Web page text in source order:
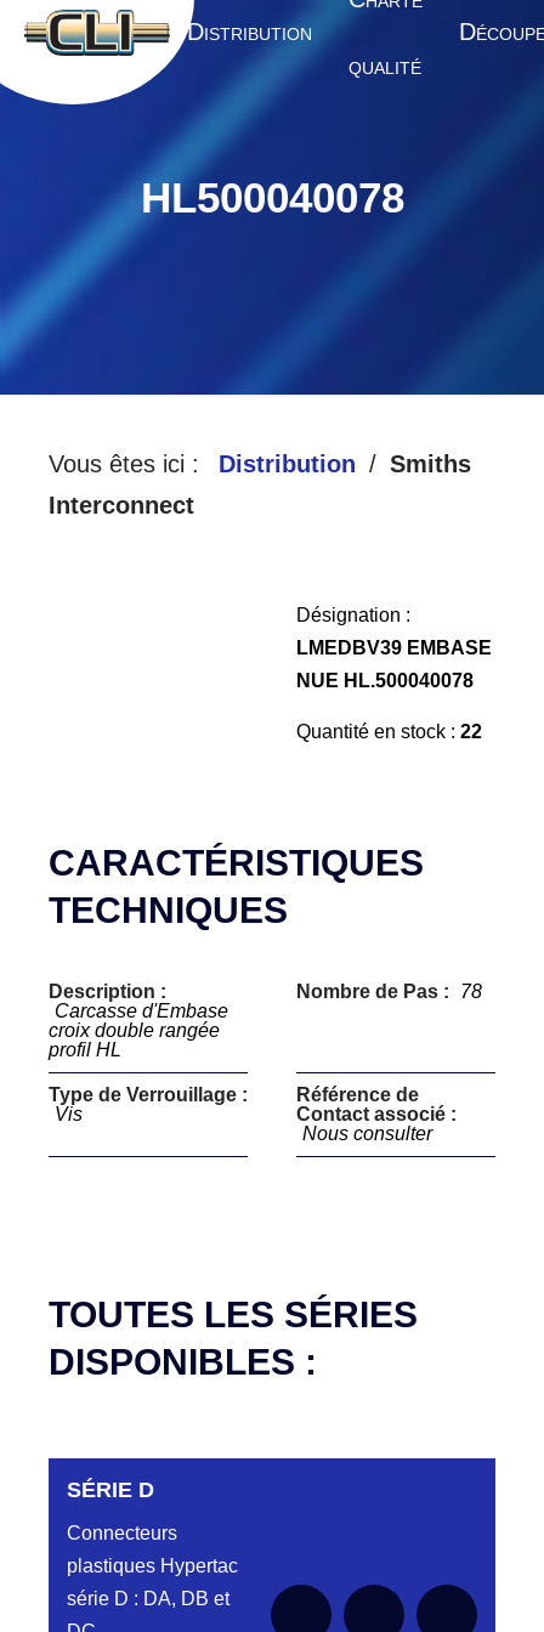
A CCUEIL DISTRIBUTION
QUALITÉ
D
HL500040078
Vous êtes ici : Distribution
Smiths
Interconnect
Désignation :
LMEDBV39 EMBASE
NUE HL.500040078
Quantité en stock : 22
CARACTÉRISTIQUES
TECHNIQUES
Description :
Carcasse d'Embase
croix double rangée
profil HL
Nombre de Pas : 78
Type de Verrouillage :
Vis
Référence de
Contact associé :
Nous consulter
TOUTES LES SÉRIES
DISPONIBLES :
SÉRIE D
Connecteurs
plastiques Hypertac
série D : DA, DB et